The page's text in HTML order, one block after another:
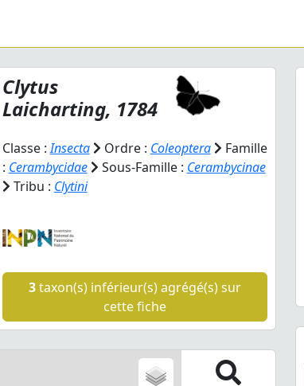
Clytus
Laicharting, 1784
Classe :Insecta Ordre : Coleoptera
Famille
: Cerambycidae Sous-Famille : Cerambycinae
Tribu : Clytini
3taxon(s) inférieur(s) agrégé(s) sur
cette fiche